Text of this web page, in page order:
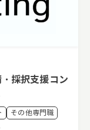
採択支援コン
その他専門職